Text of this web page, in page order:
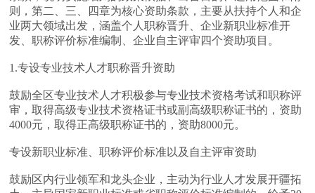
则，第二、三、四章为核心资助条款，主要从扶持个人和企
业两大领域出发，涵盖个人职称晋升、企业新职业标准开
发、职称评价标准编制、企业自主评审四个资助项目。
1.专设专业技术人才职称晋升资助
鼓励全区专业技术人才积极参与专业技术资格考试和职称评
审，取得高级专业技术资格证书或副高级职称证书的，资助
4000元，取得正高级职称证书的，资助8000元。
专设新职业标准、职称评价标准以及自主评审资助
鼓励区内行业领军和龙头企业，主动为行业人才发展开疆拓